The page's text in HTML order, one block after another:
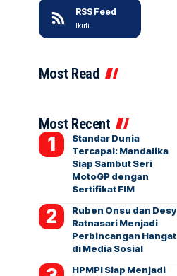
RSS Feed
Ikuti
Most Read
Most Recent
Standar Dunia
Tercapai: Mandalika
Siap Sambut Seri
MotoGP dengan
Sertifikat FIM
Ruben Onsu dan Desy
Ratnasari Menjadi
Perbincangan Hangat
di Media Sosial
HPMPI Siap Menjadi